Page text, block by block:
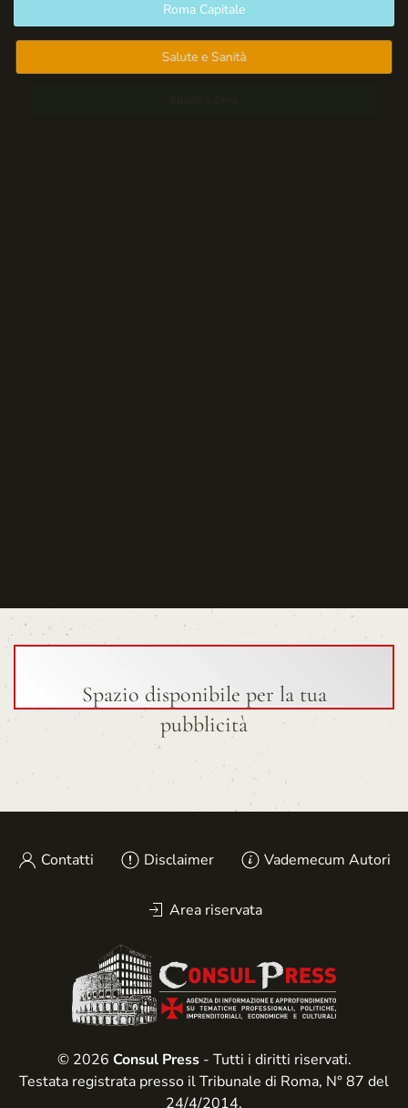
Roma Capitale
Salute e Sanità
Spazio disponibile per la tua
pubblicità
Contatti Disclaimer Vademecum Autori
Area riservata
© 2026 Consul Press- Tutti i diritti riservati.
Testata registrata presso il Tribunale di Roma, N° 87 del
24/4/2014.